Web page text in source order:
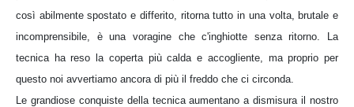
così abilmente spostato e differito, ritorna tutto in una volta, brutale e
incomprensibile, è una voragine che c'inghiotte senza ritorno. La
tecnica ha reso la coperta più calda e accogliente, ma proprio per
questo noi avvertiamo ancora di più il freddo che ci circonda.
Le grandiose conquiste della tecnica aumentano a dismisura il nostro